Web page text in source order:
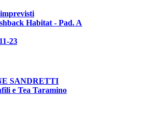
Habitat - Pad. A
23
SANDRETTI
e Tea Taramino